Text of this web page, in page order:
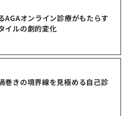
AGAオンライン診療がもたらす
イルの劇的変化
巻きの境界線を見極める自己診